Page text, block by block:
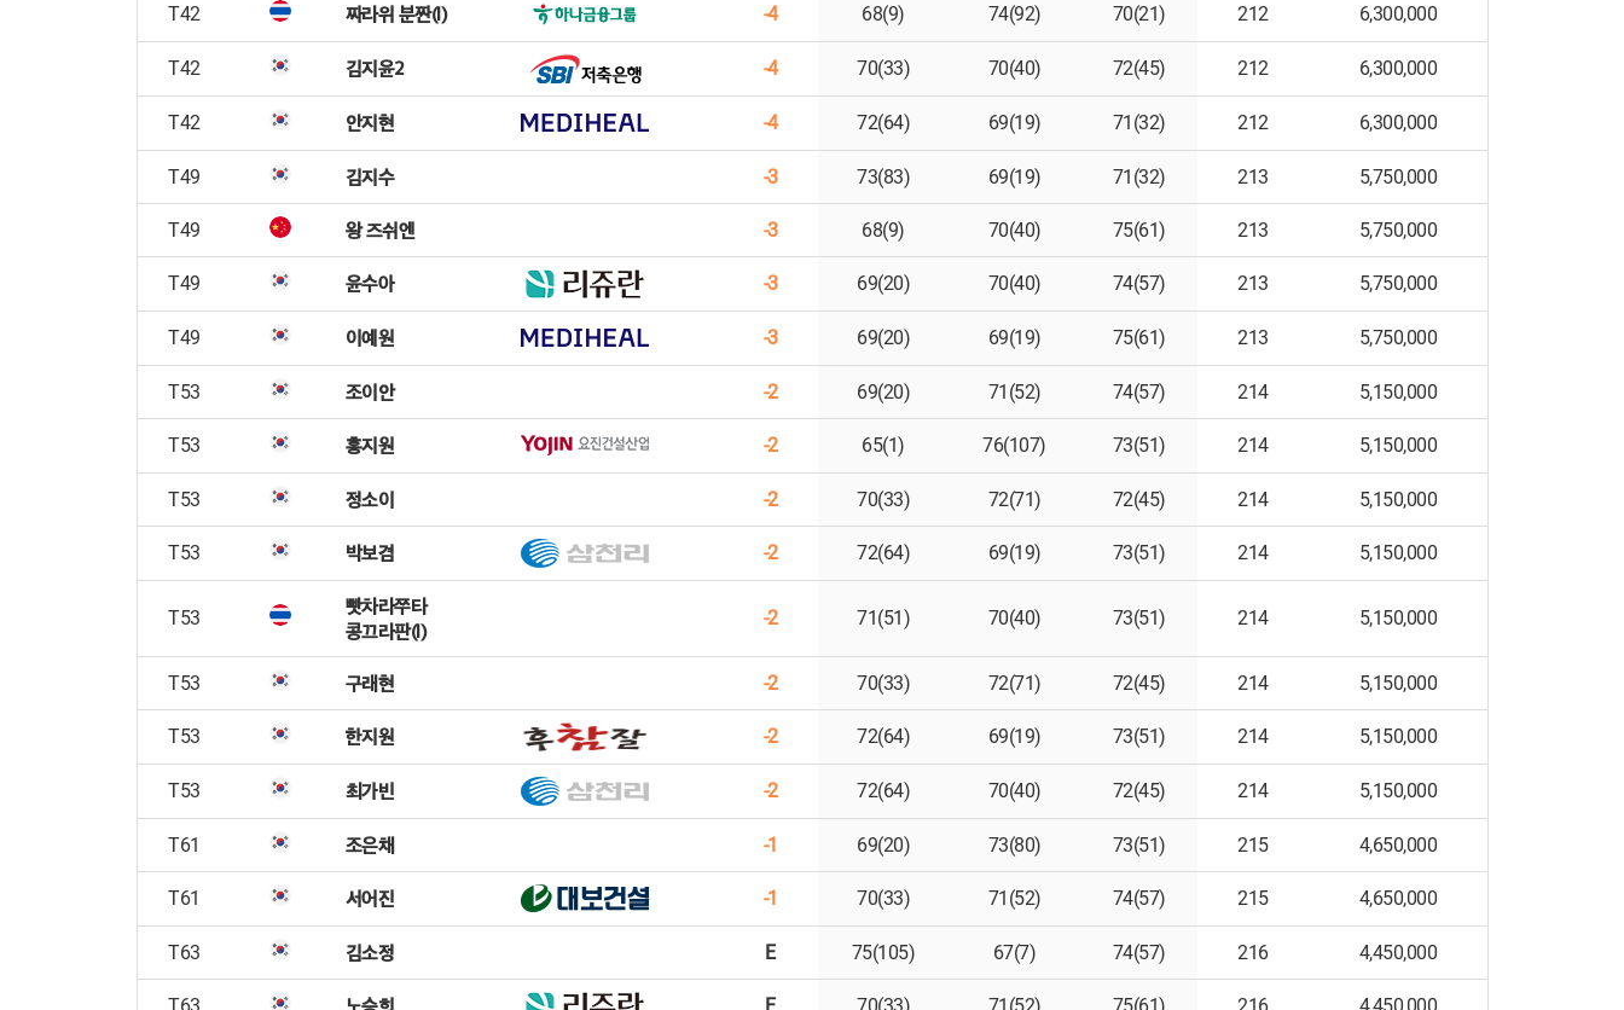
T42 짜라위 분짠(I) -4 68(9) 74(92) 70(21) 212 6,300,000
T42 김지윤2 -4 70(33) 70(40) 72(45) 212 6,300,000
T42 안지현 -4 72(64) 69(19) 71(32) 212 6,300,000
T49 김지수 -3 73(83) 69(19) 71(32) 213 5,750,000
T49 왕 즈쉬엔 -3 68(9) 70(40) 75(61) 213 5,750,000
T49 윤수아 -3 69(20) 70(40) 74(57) 213 5,750,000
T49 이예원 -3 69(20) 69(19) 75(61) 213 5,750,000
T53 조이안 -2 69(20) 71(52) 74(57) 214 5,150,000
T53 홍지원 -2 65(1) 76(107) 73(51) 214 5,150,000
T53 정소이 -2 70(33) 72(71) 72(45) 214 5,150,000
T53 박보겸 -2 72(64) 69(19) 73(51) 214 5,150,000
T53
빳차라쭈타
콩끄라판(I)
-2 71(51) 70(40) 73(51) 214 5,150,000
T53 구래현 -2 70(33) 72(71) 72(45) 214 5,150,000
T53 한지원 -2 72(64) 69(19) 73(51) 214 5,150,000
T53 최가빈 -2 72(64) 70(40) 72(45) 214 5,150,000
T61 조은채 -1 69(20) 73(80) 73(51) 215 4,650,000
T61 서어진 -1 70(33) 71(52) 74(57) 215 4,650,000
T63 김소정 E 75(105) 67(7) 74(57) 216 4,450,000